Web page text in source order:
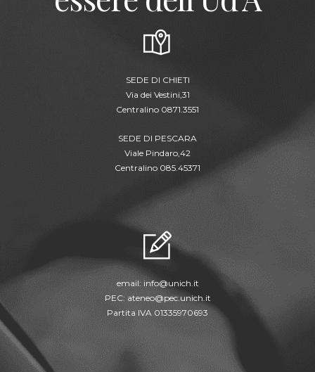
SEDE DI CHIETI
Via dei Vestini,31
Centralino 0871.3551
SEDE DI PESCARA
Viale Pindaro,42
Centralino 085.45371
email: info@unich.it
PEC: ateneo@pec.unich.it
Partita IVA 01335970693